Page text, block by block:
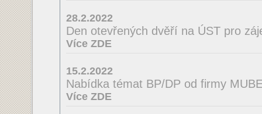
28.2.2022
Den otevřených dvěří na ÚST pro
Více ZDE
15.2.2022
Nabídka témat BP/DP od firmy
Více ZDE